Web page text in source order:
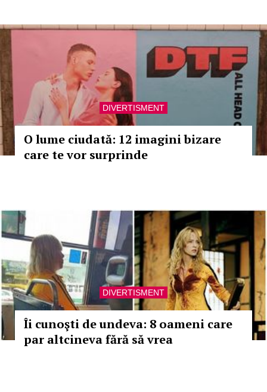
DIVERTISMENT
O lume ciudată: 12 imagini bizare
care te vor surprinde
DIVERTISMENT
Îi cunoşti de undeva: 8 oameni care
par altcineva fără să vrea